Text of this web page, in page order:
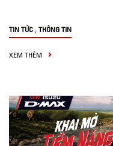
TIN TỨC , THÔNG TIN
XEM THÊM